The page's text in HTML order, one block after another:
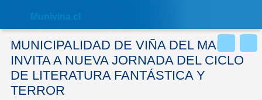
web
incluye
sistema
accesibilidad.
Munivina.cl
MUNICIPALIDAD DE VIÑA DEL MAR
INVITA A NUEVA JORNADA DEL CICLO
DE LITERATURA FANTÁSTICA Y
TERROR